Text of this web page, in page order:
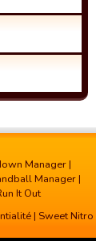
Manager |
Manager |
It Out
| Sweet Nitro